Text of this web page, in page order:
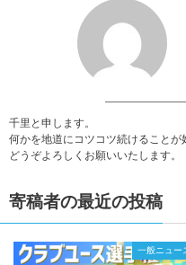
千里と申します。
何かを地道にコツコツ続けることが
どうぞよろしくお願いいたします。
寄稿者の最近の投稿
一般ニュー